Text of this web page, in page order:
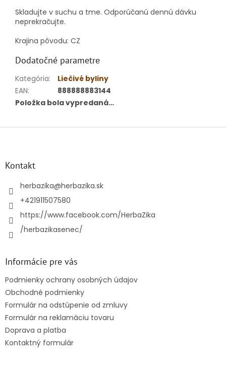
Skladujte v suchu a tme. Odporúčanú dennú dávku
neprekračujte.
Krajina pôvodu: CZ
Dodatočné parametre
Kategória:
Liečivé byliny
EAN:
888888883144
Položka bola vypredaná…
Kontakt
herbazika@herbazika.sk
+421911507580
https://www.facebook.com/HerbaZika
/herbazikasenec/
Informácie pre vás
Podmienky ochrany osobných údajov
Obchodné podmienky
Formulár na odstúpenie od zmluvy
Formulár na reklamáciu tovaru
Doprava a platba
Kontaktný formulár